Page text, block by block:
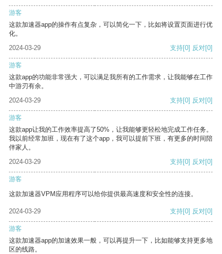
游客
这款加速器app的操作有点复杂，可以简化一下，比如将设置页面进行优
化。
2024-03-29
支持[0] 反对[0]
游客
这款app的功能非常强大，可以满足我所有的工作需求，让我能够在工作
中游刃有余。
2024-03-29
支持[0] 反对[0]
游客
这款app让我的工作效率提高了50%，让我能够更轻松地完成工作任务。
我以前经常加班，现在有了这个app，我可以提前下班，有更多的时间陪
伴家人。
2024-03-29
支持[0] 反对[0]
游客
这款加速器VPM应用程序可以给你提供最高速度和安全性的连接。
2024-03-29 支持[0] 反对[0]
游客
这款加速器app的加速效果一般，可以再提升一下，比如能够支持更多地
区的线路。